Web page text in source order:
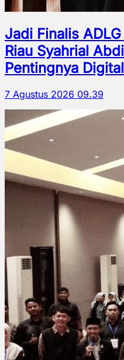
Jadi Finalis
Riau Syahrial
Pentingnya
7 Agustus 2026 09.39